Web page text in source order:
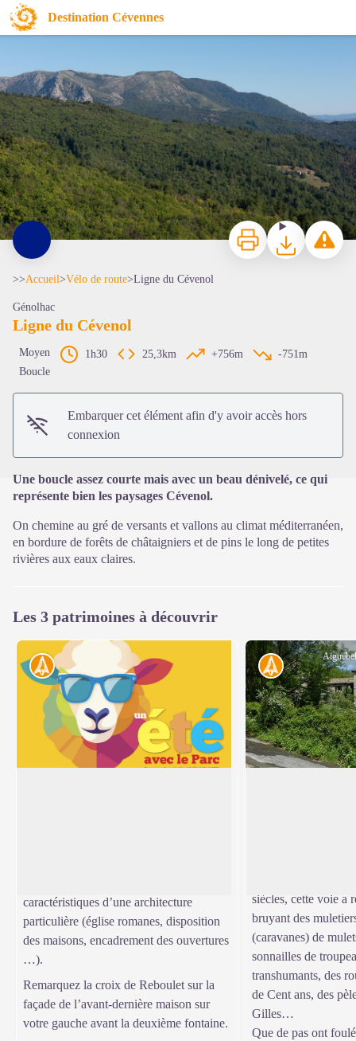
Destination Cévennes
Ligne du Cévenol
Alès Agglo Evasion
ImprimerTéléchargerSignaler
>>Accueil>Vélo de route>Ligne du Cévenol
Génolhac
Ligne du Cévenol
Moyen 1h30 25,3km +756m
-751m
Boucle
Embarquer cet élément afin d'y avoir accès hors
connexion
Une boucle assez courte mais avec un beau dénivelé, ce qui
représente bien les paysages Cévenol.
On chemine au gré de versants et vallons au climat méditerranéen,
en bordure de forêts de châtaigniers et de pins le long de petites
rivières aux eaux claires.
Les 3 patrimoines à découvrir
Histoire
caractéristiques d’une architecture
particulière (église romanes, disposition
des maisons, encadrement des ouvertures
…).
Remarquez la croix de Reboulet sur la
façade de l’avant-dernière maison sur
votre gauche avant la deuxième fontaine.
Histoire
siècles, cette voie a
bruyant des
(caravanes) de
sonnailles de
transhumants, des
de Cent ans, des
Gilles…
Que de pas ont